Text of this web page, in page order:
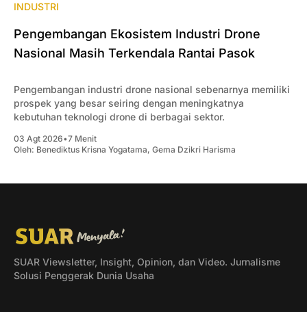
INDUSTRI
Pengembangan Ekosistem Industri Drone
Nasional Masih Terkendala Rantai Pasok
Pengembangan industri drone nasional sebenarnya memiliki
prospek yang besar seiring dengan meningkatnya
kebutuhan teknologi drone di berbagai sektor.
03 Agt 2026•7 Menit
Oleh: Benediktus Krisna Yogatama, Gema Dzikri Harisma
SUAR Viewsletter, Insight, Opinion, dan Video. Jurnalisme
Solusi Penggerak Dunia Usaha